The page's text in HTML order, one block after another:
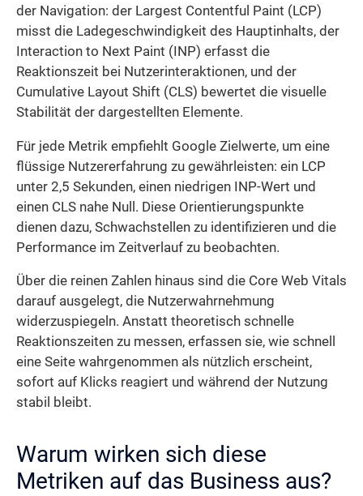
der Navigation: der Largest Contentful Paint (LCP)
misst die Ladegeschwindigkeit des Hauptinhalts, der
Interaction to Next Paint (INP) erfasst die
Reaktionszeit bei Nutzerinteraktionen, und der
Cumulative Layout Shift (CLS) bewertet die visuelle
Stabilität der dargestellten Elemente.
Für jede Metrik empfiehlt Google Zielwerte, um eine
flüssige Nutzererfahrung zu gewährleisten: ein LCP
unter 2,5 Sekunden, einen niedrigen INP-Wert und
einen CLS nahe Null. Diese Orientierungspunkte
dienen dazu, Schwachstellen zu identifizieren und die
Performance im Zeitverlauf zu beobachten.
Über die reinen Zahlen hinaus sind die Core Web Vitals
darauf ausgelegt, die Nutzerwahrnehmung
widerzuspiegeln. Anstatt theoretisch schnelle
Reaktionszeiten zu messen, erfassen sie, wie schnell
eine Seite wahrgenommen als nützlich erscheint,
sofort auf Klicks reagiert und während der Nutzung
stabil bleibt.
Warum wirken sich diese
Metriken auf das Business aus?